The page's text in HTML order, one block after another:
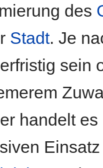
des
Stadt. Je
sein
handelt